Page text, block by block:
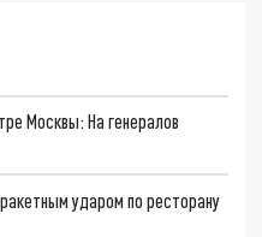
Москвы: На генералов
ударом по ресторану